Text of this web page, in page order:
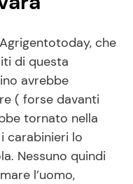
che
di questa
avrebbe
( forse davanti
tornato nella
carabinieri lo
Nessuno quindi
l’uomo,